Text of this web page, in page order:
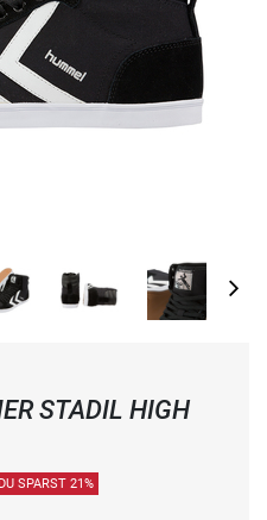
STADIL HIGH
DU SPARST 21%